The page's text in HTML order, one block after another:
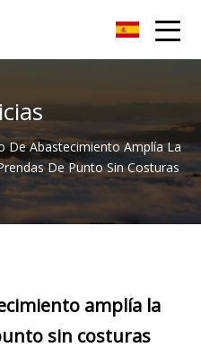
De Abastecimiento Amplía La
De Punto Sin Costuras
amplía la
sin costuras